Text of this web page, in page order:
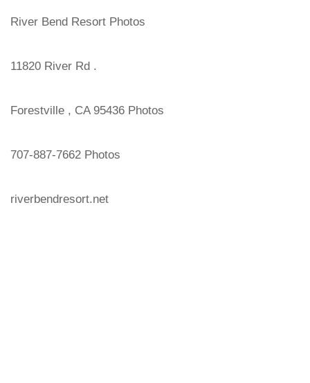
River Bend Resort Photos
11820 River Rd .
Forestville , CA 95436 Photos
707-887-7662 Photos
riverbendresort.net